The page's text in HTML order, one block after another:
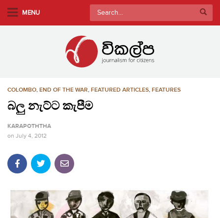
MENU
Search
for:
COLOMBO, END OF THE WAR, FEATURED ARTICLES, FEATURES
බලු නැට්ට කැපීම
KARAPOTHTHA
on July 4, 2012